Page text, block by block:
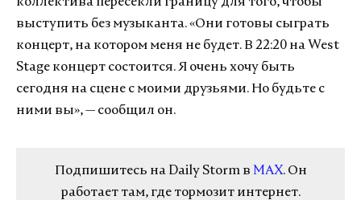
выступить без музыканта. «Они готовы сыграть
концерт, на котором меня не будет. В 22:20 на West
Stage концерт состоится. Я очень хочу быть
сегодня на сцене с моими друзьями. Но будьте с
ними вы», — сообщил он.
Подпишитесь на Daily Storm в MAX. Он
работает там, где тормозит интернет.